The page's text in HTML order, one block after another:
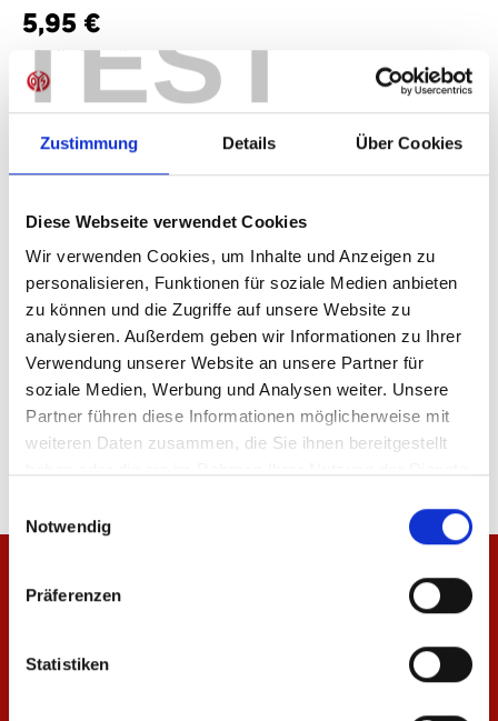
TEST
Zustimmung Details Über Cookies
Diese Webseite verwendet Cookies
Wir verwenden Cookies, um Inhalte und Anzeigen zu
personalisieren, Funktionen für soziale Medien anbieten
zu können und die Zugriffe auf unsere Website zu
analysieren. Außerdem geben wir Informationen zu Ihrer
Verwendung unserer Website an unsere Partner für
soziale Medien, Werbung und Analysen weiter. Unsere
Partner führen diese Informationen möglicherweise mit
weiteren Daten zusammen, die Sie ihnen bereitgestellt
Notwendig
Präferenzen
Statistiken
5,95 €
Mitgliederpreis:5,36 €
Preise inkl. MwSt. zzgl. Versandkosten
Produkt Anzahl: Gib den gewünschten
Anzahl
Sofort verfügbar, Lieferzeit: 1-3 Tage
Produktdetails